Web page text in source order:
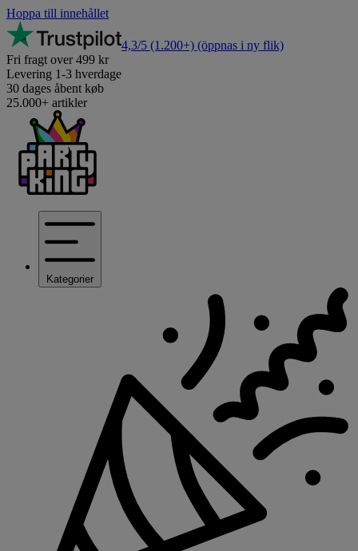
Hoppa till innehållet
4,3/5 (1.200+) (öppnas i ny flik)
Fri fragt over 499 kr
Levering 1-3 hverdage
30 dages åbent køb
25.000+ artikler
Kategorier